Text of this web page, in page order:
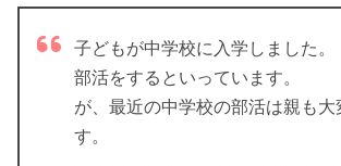
子どもが中学校に入学しました。
部活をするといっています。
が、最近の中学校の部活は親も大
す。